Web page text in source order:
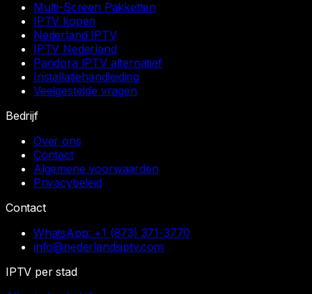
Multi-Screen Pakketten
IPTV kopen
Nederland IPTV
IPTV Nederland
Pandora IPTV alternatief
Installatiehandleiding
Veelgestelde vragen
Bedrijf
Over ons
Contact
Algemene voorwaarden
Privacybeleid
Contact
WhatsApp: +1 (873) 371-3770
info@nederlandsiptv.com
IPTV per stad